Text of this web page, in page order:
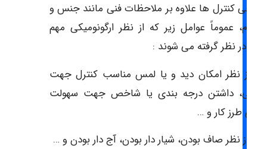
کنترل ها علاوه بر ملاحظات فنی مانند جنس و
عموماً عوامل زیر که از نظر ارگونومیکی مهم
در نظر گرفته می شوند :
از نظر امکان دید و یا لمس مناسب کنترل جهت
داشتن درجه بندی یا شاخص جهت سهولت
طرز کار و …
از نظر صاف بودن، شیار دار بودن، آج دار بودن و …